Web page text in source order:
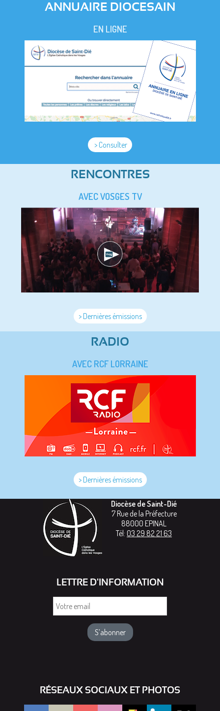
ANNUAIRE DIOCESAIN
EN LIGNE
> Consulter
RENCONTRES
AVEC VOSGES TV
> Dernières émissions
RADIO
AVEC RCF LORRAINE
> Dernières émissions
Diocèse de Saint-Dié
7 Rue de la Préfecture
88000 EPINAL
Tél: 03 29 82 21 63
LETTRE D'INFORMATION
RÉSEAUX SOCIAUX ET PHOTOS